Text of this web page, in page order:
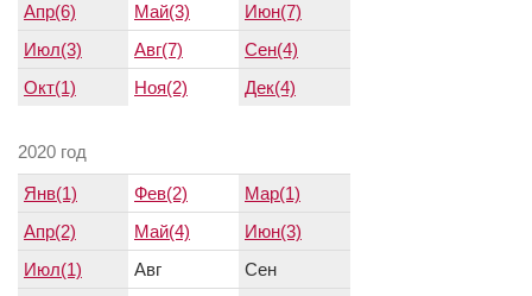
Апр(6)
Май(3)
Июн(7)
Июл(3)
Авг(7)
Сен(4)
Окт(1)
Ноя(2) Дек(4)
2020 год
Янв(1) Фев(2)
Мар(1)
Апр(2)
Май(4)
Июн(3)
Июл(1)
Авг
Сен